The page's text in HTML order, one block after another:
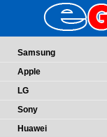
Samsung
Apple
LG
Sony
Huawei